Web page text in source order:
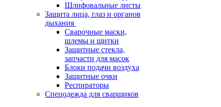
Шлифовальные листы
Защита лица, глаз и органов
дыхания
Сварочные маски,
шлемы и щитки
Защитные стекла,
запчасти для масок
Блоки подачи воздуха
Защитные очки
Респираторы
Спецодежда для сварщиков